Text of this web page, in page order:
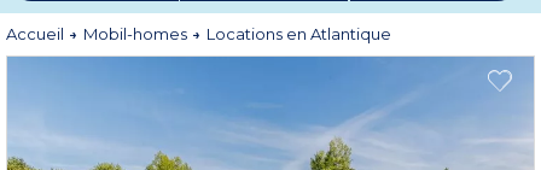
atlantique française.
Accueil Mobil-homes Locations en Atlantique